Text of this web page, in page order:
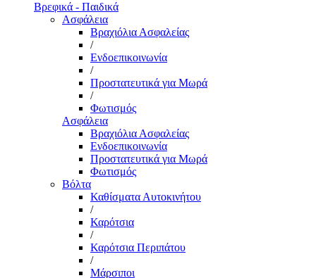
Βρεφικά - Παιδικά
Ασφάλεια
Βραχιόλια Ασφαλείας
/
Ενδοεπικοινωνία
/
Προστατευτικά για Μωρά
/
Φωτισμός
Ασφάλεια
Βραχιόλια Ασφαλείας
Ενδοεπικοινωνία
Προστατευτικά για Μωρά
Φωτισμός
Βόλτα
Καθίσματα Αυτοκινήτου
/
Καρότσια
/
Καρότσια Περιπάτου
/
Μάρσιποι